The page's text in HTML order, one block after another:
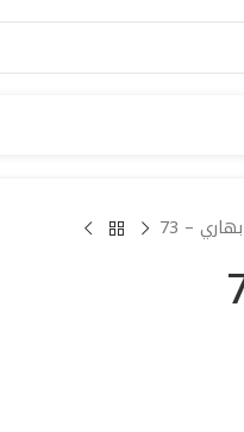
– 73